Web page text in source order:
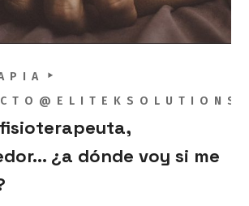
¿a dónde voy si me